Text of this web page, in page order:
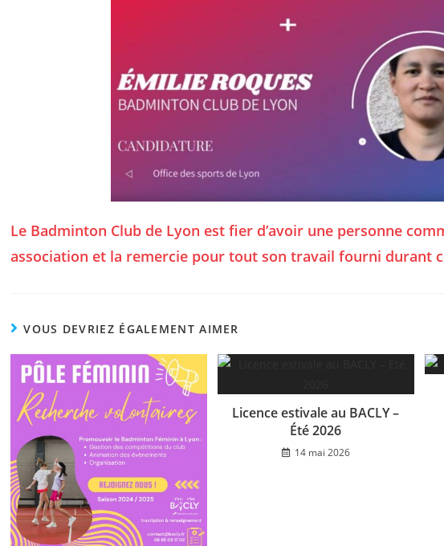
Le Badminton Club de Lyon est fier d’avoir une personne
association et la remercie pour tout son travail fourni durant
VOUS DEVRIEZ ÉGALEMENT AIMER
Licence estivale au BACLY –
Été 2026
14 mai 2026